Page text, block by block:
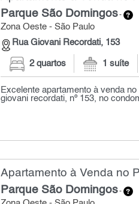
Parque São Domingos-
Zona Oeste - São Paulo
Rua Giovani Recordati, 153
2 quartos 1 suíte
Excelente apartamento à venda
giovani recordati, nº 153, no
Apartamento à Venda no
Parque São Domingos-